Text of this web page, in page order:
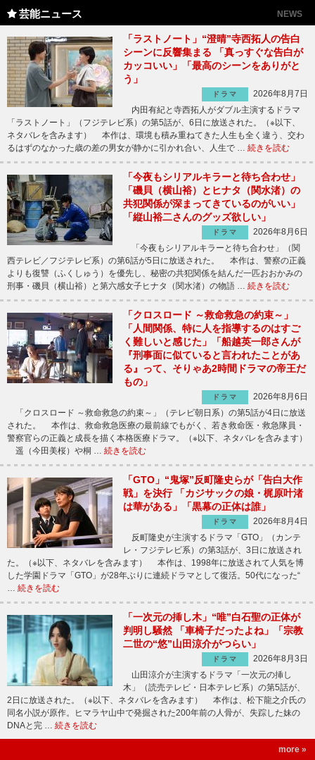
芸能ニュース NEWS
「ラストノート」“澄晴”寺西拓人の告白
シーンに反響集まる 「真っすぐな告白が
カッコいい」「最高のシーンをありがと
う」
ドラマ
2026年8月7日
内田有紀と寺西拓人がダブル主演するドラマ
「ラストノート」（フジテレビ系）の第5話が、6日に放送された。（※以下、
ネタバレを含みます） 本作は、環境も積み重ねてきた人生も全く違う、交わ
るはずのなかった歳の差の男女が静かに引かれ合い、人生で … 続きを読む
「今夜もシリアルキラーと待ち合わせ」
「磯貝（横山裕）とヒナタ（関水渚）の
共犯関係が深まってきているのがいい」
「縦山裕二さんのグッズ欲しい」
ドラマ
2026年8月6日
「今夜もシリアルキラーと待ち合わせ」（関
西テレビ／フジテレビ系）の第6話が5日に放送された。 本作は、警察の正義
よりも復讐（ふくしゅう）を優先し、秘密の共犯関係を結んだ一匹おおかみの
刑事・磯貝（横山裕）と第六感女子ヒナタ（関水渚）の物語 … 続きを読む
「クロスロード ～救命救急の約束～」
「人間関係、特に人を指導するのはすご
く難しいと感じた」「船越英一郎さんが
『刑事面に似ていると言われたことがあ
る』って、そりゃあ2時間ドラマの帝王だ
もの」
ドラマ
2026年8月6日
「クロスロード ～救命救急の約束～」（テレビ朝日系）の第5話が4日に放送
された。 本作は、救命救急医療の最前線でもがく、若き救命医・救急隊員・
警察官らの正義と成長を描く本格医療ドラマ。（※以下、ネタバレを含みます）
遥（今田美桜）や桐 … 続きを読む
「GTO」“鬼塚”反町隆史らが「告白大作
戦」を決行 「カジサックの娘・梶原叶渚
は華がある」「黒幕の正体は誰」
ドラマ
2026年8月4日
反町隆史が主演するドラマ「GTO」（カンテ
レ・フジテレビ系）の第3話が、3日に放送され
た。（※以下、ネタバレを含みます） 本作は、1998年に放送されて人気を博
した学園ドラマ「GTO」が28年ぶりに連続ドラマとして復活。50代になった“
… 続きを読む
「一次元の挿し木」“唯”白石聖の正体が
判明し騒然 「車椅子だったよね」「宗教
二世の“悠”山田涼介がつらい」
ドラマ
2026年8月3日
山田涼介が主演するドラマ「一次元の挿し
木」（読売テレビ・日本テレビ系）の第5話が、
2日に放送された。（※以下、ネタバレを含みます） 本作は、松下龍之介氏の
同名小説が原作。ヒマラヤ山中で発掘された200年前の人骨が、失踪した妹の
DNAと完 … 続きを読む
more »